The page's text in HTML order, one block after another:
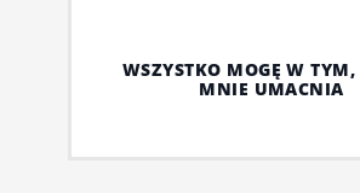
WSZYSTKO MOGĘ W TYM,
MNIE UMACNIA